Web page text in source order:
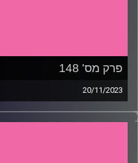
פרק מס' 148
20/11/2023
השבוע – סוגיית פתיחת